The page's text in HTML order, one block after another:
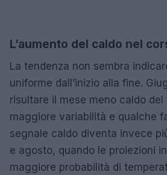
L’aumento del caldo nel
La tendenza non sembra
uniforme dall’inizio alla fine.
risultare il mese meno caldo
maggiore variabilità e qualche
segnale caldo diventa invece
e agosto, quando le proiezioni
maggiore probabilità di